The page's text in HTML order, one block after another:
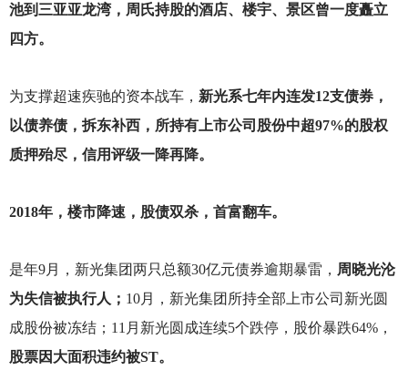
池到三亚亚龙湾，周氏持股的酒店、楼宇、景区曾一度矗立
四方。
为支撑超速疾驰的资本战车， 新光系七年内连发12支债券，
以债养债，拆东补西，所持有上市公司股份中超97%的股权
质押殆尽，信用评级一降再降。
2018年，楼市降速，股债双杀，首富翻车。
是年9月，新光集团两只总额30亿元债券逾期暴雷， 周晓光沦
为失信被执行人； 10月，新光集团所持全部上市公司新光圆
成股份被冻结；11月新光圆成连续5个跌停，股价暴跌64%，
股票因大面积违约被ST。